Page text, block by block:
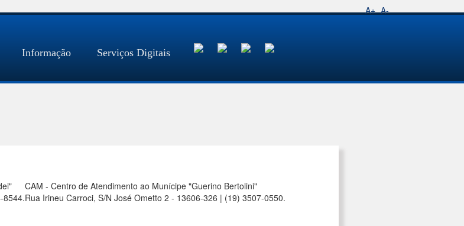
A+ A-
Informação Serviços Digitais
8544.
CAM - Centro de Atendimento ao Munícipe "Guerino Bertolini"
Rua Irineu Carroci, S/N José Ometto 2 - 13606-326 | (19) 3507-0550.